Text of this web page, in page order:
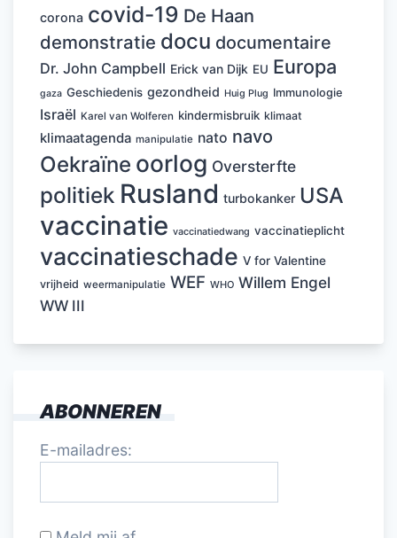
corona covid-19 De Haan
demonstratie docu documentaire
Dr. John Campbell Erick van Dijk EU Europa
gaza Geschiedenis gezondheid Huig Plug Immunologie
Israël Karel van Wolferen kindermisbruik klimaat
klimaatagenda manipulatie nato navo
Oekraïne oorlog Oversterfte
politiek Rusland turbokanker USA
vaccinatie vaccinatiedwang vaccinatieplicht
vaccinatieschade V for Valentine
vrijheid weermanipulatie WEF WHO Willem Engel
WW III
ABONNEREN
E-mailadres: